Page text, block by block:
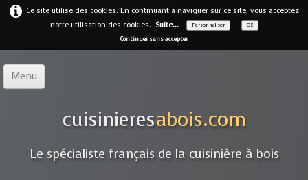
Ce site utilise des cookies. En continuant à naviguer sur ce site, vous acceptez
notre utilisation des cookies. Suite... Personnaliser OK
Continuer sans accepter
Menu
Notre offre▼
Notre entreprise
cuisinieresabois.com
Le spécialiste français de la cuisinière à bois